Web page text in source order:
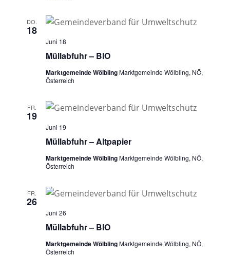
DO.
18
Müllabfuhr – BIO
Juni 18
Marktgemeinde WölblingMarktgemeinde Wölbling, NÖ,
Österreich
FR.
19
Müllabfuhr – Altpapier
Juni 19
Marktgemeinde WölblingMarktgemeinde Wölbling, NÖ,
Österreich
FR.
26
Müllabfuhr – BIO
Juni 26
Marktgemeinde WölblingMarktgemeinde Wölbling, NÖ,
Österreich